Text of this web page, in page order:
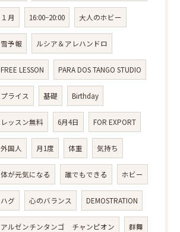
１月 16:00−20:00 大人のホビー
雪予報 ルシア＆アレハンドロ
FREE LESSON PARA DOS TANGO STUDIO
プライス 基礎 Birthday
レッスン無料 6月4日 FOR EXPORT
外国人 月1度 体重 気持ち
体が元気になる 誰でもできる ホビー
ハグ 心のバランス DEMOSTRATION
アルゼンチンタンゴ チャンピオン 群舞